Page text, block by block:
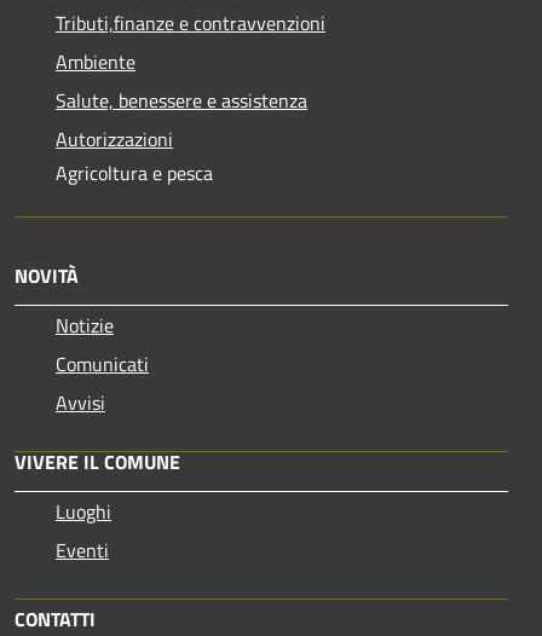
Tributi,finanze e contravvenzioni
Ambiente
Salute, benessere e assistenza
Autorizzazioni
Agricoltura e pesca
NOVITÀ
Notizie
Comunicati
Avvisi
VIVERE IL COMUNE
Luoghi
Eventi
CONTATTI